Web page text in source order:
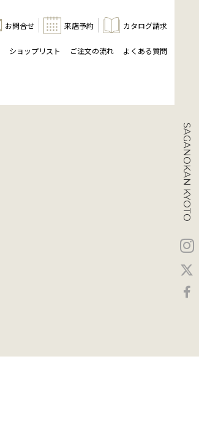
お問合せ 来店予約 カタログ請求
ショップリスト ご注文の流れ よくある質問
SAGANOKAN KYOTO